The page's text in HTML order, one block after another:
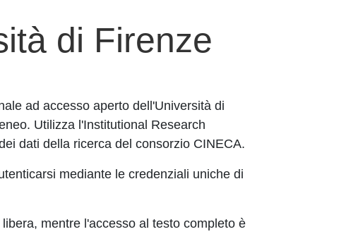
di Firenze
ad accesso aperto dell'Università di
Utilizza l'Institutional Research
dati della ricerca del consorzio CINECA.
mediante le credenziali uniche di
mentre l'accesso al testo completo è